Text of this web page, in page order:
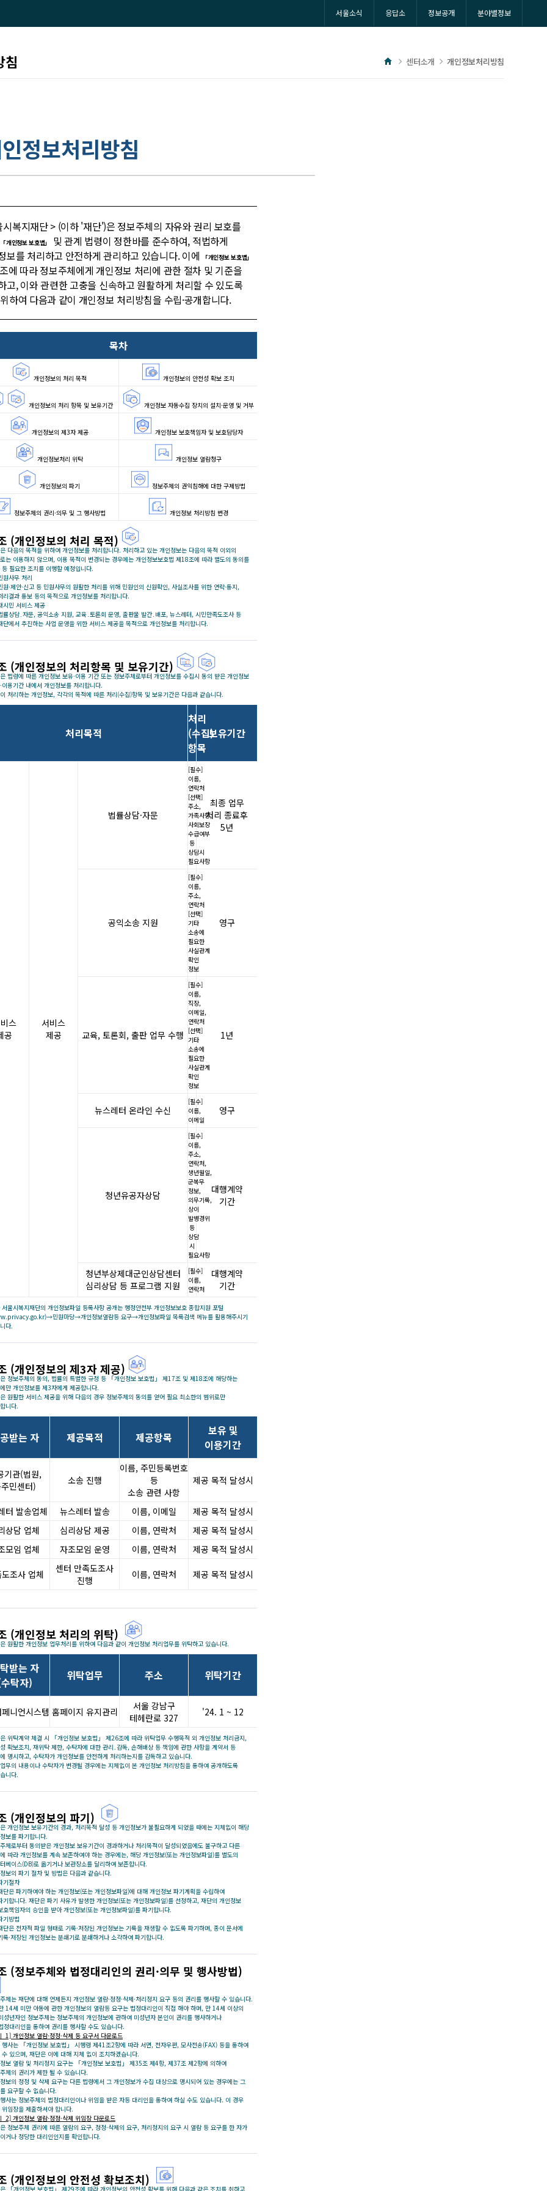
서울소식 응답소 정보공개 분야별정보
침 홈 센터소개 개인정보처리방침
정보처리방침
시복지재단 > (이하 '재단')은 정보주체의 자유와 권리 보호를
「개인정보 보호법」
및 관계 법령이 정한바를 준수하여, 적법하게
보를 처리하고 안전하게 관리하고 있습니다. 이에
「개인정보 보호법」
에 따라 정보주체에게 개인정보 처리에 관한 절차 및 기준을
고, 이와 관련한 고충을 신속하고 원활하게 처리할 수 있도록
하여 다음과 같이 개인정보 처리방침을 수립·공개합니다.
목차
개인정보의 처리 목적 개인정보의 안전성 확보 조치
개인정보의 처리 항목 및 보유기간 개인정보 자동수집 장치의 설치·운영 및 거부
개인정보의 제3자 제공 개인정보 보호책임자 및 보호담당자
개인정보처리 위탁 개인정보 열람청구
개인정보의 파기 정보주체의 권익침해에 대한 구제방법
정보주체의 권리·의무 및 그 행사방법 개인정보 처리방침 변경
(개인정보의 처리 목적)
다음의 목적을 위하여 개인정보를 처리합니다. 처리하고 있는 개인정보는 다음의 목적 이외의
는 이용하지 않으며, 이용 목적이 변경되는 경우에는 개인정보보호법 제18조에 따라 별도의 동의를
등 필요한 조치를 이행할 예정입니다.
원사무 처리
원·제안·신고 등 민원사무의 원활한 처리를 위해 민원인의 신원확인, 사실조사를 위한 연락·통지,
리결과 통보 등의 목적으로 개인정보를 처리합니다.
시민 서비스 제공
률상담․자문, 공익소송 지원, 교육․토론회 운영, 출판물 발간․배포, 뉴스레터, 시민만족도조사 등
단에서 추진하는 사업 운영을 위한 서비스 제공을 목적으로 개인정보를 처리합니다.
(개인정보의 처리항목 및 보유기간)
법령에 따른 개인정보 보유·이용 기간 또는 정보주체로부터 개인정보를 수집시 동의 받은 개인정보
이용기간 내에서 개인정보를 처리합니다.
처리하는 개인정보, 각각의 목적에 따른 처리(수집)항목 및 보유기간은 다음과 같습니다.
처리목적
처리
(수집)
항목
보유기간
스
공
서비스
제공
법률상담·자문
[필수]
이름,
연락처
[선택]
주소,
가족사항,
사회보장
수급여부
등
상담시
필요사항
최종 업무
처리 종료후
5년
공익소송 지원
[필수]
이름,
주소,
연락처
[선택]
기타
소송에
필요한
사실관계
확인
정보
영구
교육, 토론회, 출판 업무 수행
[필수]
이름,
직장,
이메일,
연락처
[선택]
기타
소송에
필요한
사실관계
확인
정보
1년
뉴스레터 온라인 수신
[필수]
이름,
이메일
영구
청년유공자상담
[필수]
이름,
주소,
연락처,
생년월일,
군복무
정보,
의무기록,
상이
발병경위
등
상담
시
필요사항
대행계약
기간
청년부상제대군인상담센터
심리상담 등 프로그램 지원
[필수]
이름,
연락처
대행계약
기간
서울시복지재단의 개인정보파일 등록사항 공개는 행정안전부 개인정보보호 종합지원 포털
민원마당→개인정보열람등 요구→개인정보파일 목록검색 메뉴를 활용해주시기
다.
(개인정보의 제3자 제공)
정보주체의 동의, 법률의 특별한 규정 등 「개인정보 보호법」 제17조 및 제18조에 해당하는
만 개인정보를 제3자에게 제공합니다.
원활한 서비스 제공을 위해 다음의 경우 정보주체의 동의를 얻어 필요 최소한의 범위로만
니다.
받는 자 제공목적 제공항목
보유 및
이용기간
기관(법원,
민센터)
소송 진행
이름, 주민등록번호
등
소송 관련 사항
제공 목적 달성시
터 발송업체 뉴스레터 발송 이름, 이메일
제공 목적 달성시
상담 업체
심리상담 제공 이름, 연락처
제공 목적 달성시
모임 업체
자조모임 운영 이름, 연락처 제공 목적 달성시
조사 업체
센터 만족도조사
진행
이름, 연락처 제공 목적 달성시
(개인정보 처리의 위탁)
원활한 개인정보 업무처리를 위하여 다음과 같이 개인정보 처리업무를 위탁하고 있습니다.
받는 자
탁자)
위탁업무 주소 위탁기간
니언시스템 홈페이지 유지관리
서울 강남구
테헤란로 327
'24. 1 ~ 12
위탁계약 체결 시 「개인정보 보호법」 제26조에 따라 위탁업무 수행목적 외 개인정보 처리금지,
확보조치, 재위탁 제한, 수탁자에 대한 관리․감독, 손해배상 등 책임에 관한 사항을 계약서 등
명시하고, 수탁자가 개인정보를 안전하게 처리하는지를 감독하고 있습니다.
무의 내용이나 수탁자가 변경될 경우에는 지체없이 본 개인정보 처리방침을 통하여 공개하도록
니다.
(개인정보의 파기)
개인정보 보유기간의 경과, 처리목적 달성 등 개인정보가 불필요하게 되었을 때에는 지체없이 해당
보를 파기합니다.
체로부터 동의받은 개인정보 보유기간이 경과하거나 처리목적이 달성되었음에도 불구하고 다른
따라 개인정보를 계속 보존하여야 하는 경우에는, 해당 개인정보(또는 개인정보파일)를 별도의
베이스(DB)로 옮기거나 보관장소를 달리하여 보존합니다.
보의 파기 절차 및 방법은 다음과 같습니다.
기절차
단은 파기하여야 하는 개인정보(또는 개인정보파일)에 대해 개인정보 파기계획을 수립하여
기합니다. 재단은 파기 사유가 발생한 개인정보(또는 개인정보파일)를 선정하고, 재단의 개인정보
호책임자의 승인을 받아 개인정보(또는 개인정보파일)를 파기합니다.
기방법
단은 전자적 파일 형태로 기록·저장된 개인정보는 기록을 재생할 수 없도록 파기하며, 종이 문서에
록·저장된 개인정보는 분쇄기로 분쇄하거나 소각하여 파기합니다.
(정보주체와 법정대리인의 권리·의무 및 행사방법)
체는 재단에 대해 언제든지 개인정보 열람·정정·삭제·처리정지 요구 등의 권리를 행사할 수 있습니다.
14세 미만 아동에 관한 개인정보의 열람등 요구는 법정대리인이 직접 해야 하며, 만 14세 이상의
성년자인 정보주체는 정보주체의 개인정보에 관하여 미성년자 본인이 권리를 행사하거나
정대리인을 통하여 권리를 행사할 수도 있습니다.
_1] 개인정보 열람·정정·삭제 등 요구서 다운로드
행사는 「개인정보 보호법」 시행령 제41조2항에 따라 서면, 전자우편, 모사전송(FAX) 등을 통하여
수 있으며, 재단은 이에 대해 지체 없이 조치하겠습니다.
보 열람 및 처리정지 요구는 「개인정보 보호법」 제35조 제4항, 제37조 제2항에 의하여
체의 권리가 제한 될 수 있습니다.
보의 정정 및 삭제 요구는 다른 법령에서 그 개인정보가 수집 대상으로 명시되어 있는 경우에는 그
요구할 수 없습니다.
사는 정보주체의 법정대리인이나 위임을 받은 자등 대리인을 통하여 하실 수도 있습니다. 이 경우
위임장을 제출하셔야 합니다.
_2] 개인정보 열람·정정·삭제 위임장 다운로드
정보주체 권리에 따른 열람의 요구, 정정·삭제의 요구, 처리정지의 요구 시 열람 등 요구를 한 자가
거나 정당한 대리인인지를 확인합니다.
(개인정보의 안전성 확보조치)
「개인정보 보호법」 제29조에 따라 개인정보의 안전성 확보를 위해 다음과 같은 조치를 취하고